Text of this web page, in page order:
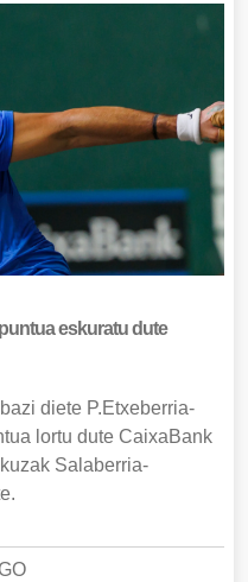
eskuratu dute
diete P.Etxeberria-
lortu dute CaixaBank
Salaberria-